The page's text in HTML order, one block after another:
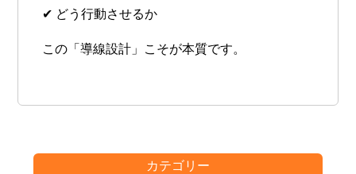
✔ どう行動させるか
この「導線設計」こそが本質です。
カテゴリー